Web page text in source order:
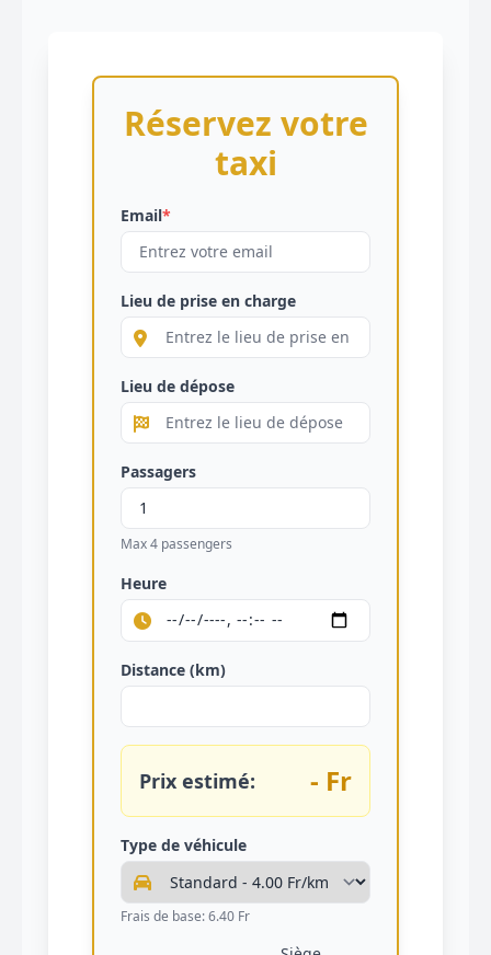
Réservez votre
taxi
Email*
Lieu de prise en charge
Lieu de dépose
Passagers
Max 4 passengers
Heure
Distance (km)
Prix estimé: - Fr
Type de véhicule
Frais de base: 6.40 Fr